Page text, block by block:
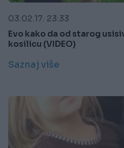
03.02.17. 23:33
Evo kako da od starog
kosilicu (VIDEO)
Saznaj više